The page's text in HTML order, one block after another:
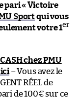
pari « Victoire
Sportqui vous
votre 1er
chez PMU
– Vous avez le
RÉEL de
de 100€ sur ce